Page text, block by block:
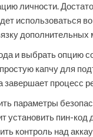
личности.
использоваться
и выбрать
капчу для
процесс
параметры
установить пин-
контроль над